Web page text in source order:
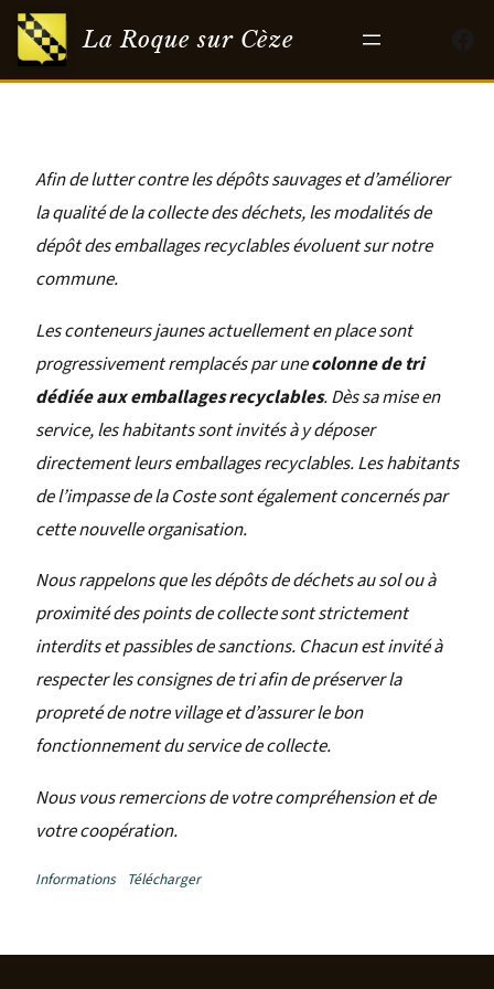
Aller
au
contenu
La Roque sur Cèze
Afin de lutter contre les dépôts sauvages et d’améliorer
la qualité de la collecte des déchets, les modalités de
dépôt des emballages recyclables évoluent sur notre
commune.
Les conteneurs jaunes actuellement en place sont
progressivement remplacés par unecolonne de tri
dédiée aux emballages recyclables. Dès sa mise en
service, les habitants sont invités à y déposer
directement leurs emballages recyclables. Les habitants
de l’impasse de la Coste sont également concernés par
cette nouvelle organisation.
Nous rappelons que les dépôts de déchets au sol ou à
proximité des points de collecte sont strictement
interdits et passibles de sanctions. Chacun est invité à
respecter les consignes de tri afin de préserver la
propreté de notre village et d’assurer le bon
fonctionnement du service de collecte.
Nous vous remercions de votre compréhension et de
votre coopération.
Informations Télécharger